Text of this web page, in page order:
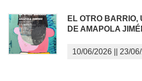
EL OTRO BARRIO,
DE AMAPOLA
10/06/2026 23/